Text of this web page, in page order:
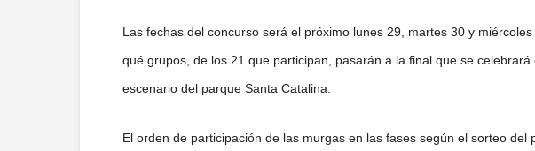
Las fechas del concurso será el próximo lunes 29, martes 30 y
qué grupos, de los 21 que participan, pasarán a la final que se
escenario del parque Santa Catalina.
El orden de participación de las murgas en las fases según el sorteo del